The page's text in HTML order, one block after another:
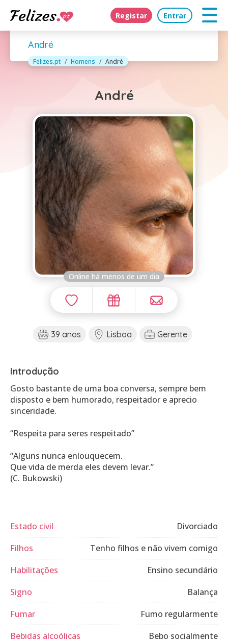
Registar Entrar
André
Felizes.pt Homens André
André
Online há menos de um dia
39 anos Lisboa Gerente
Introdução
Gosto bastante de uma boa conversa, sempre bem
disposto e bem humorado, respeitador e aprecio
sinceridade.
“Respeita para seres respeitado”
“Alguns nunca enlouquecem.
Que vida de merda eles devem levar.”
(C. Bukowski)
Estado civil
Divorciado
Filhos
Tenho filhos e não vivem comigo
Habilitações
Ensino secundário
Signo
Balança
Fumar
Fumo regularmente
Bebidas alcoólicas
Bebo socialmente